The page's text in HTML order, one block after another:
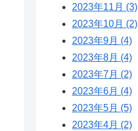
2023年11月 (3)
2023年10月 (2)
2023年9月 (4)
2023年8月 (4)
2023年7月 (2)
2023年6月 (4)
2023年5月 (5)
2023年4月 (2)